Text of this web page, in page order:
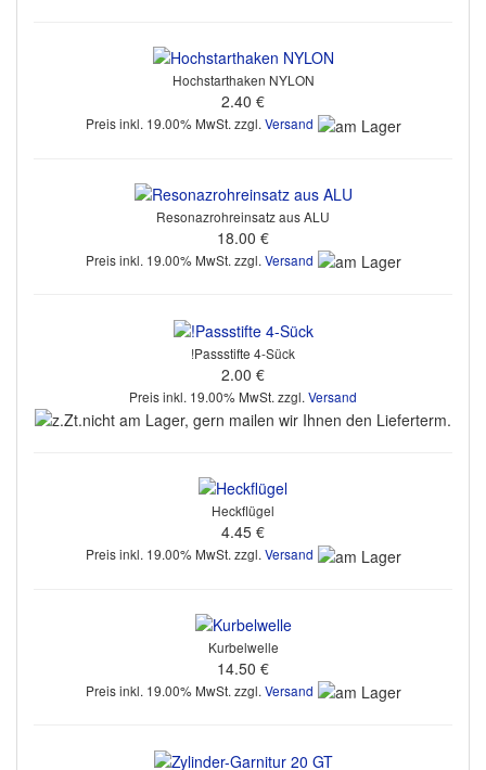
Hochstarthaken NYLON
2.40 €
Preis inkl. 19.00% MwSt. zzgl.Versand
Resonazrohreinsatz aus ALU
18.00 €
Preis inkl. 19.00% MwSt. zzgl. Versand
!Passstifte 4-Sück
2.00 €
Preis inkl. 19.00% MwSt. zzgl. Versand
Heckflügel
4.45 €
Preis inkl. 19.00% MwSt. zzgl.Versand
Kurbelwelle
14.50 €
Preis inkl. 19.00% MwSt. zzgl. Versand